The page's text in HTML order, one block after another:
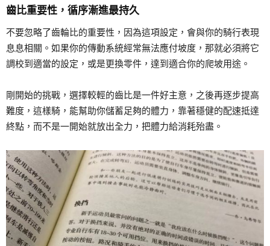
齒比重要性，循序漸進最持久
不要忽略了齒輪比的重要性，因為這項設定，會與你的騎行表現
息息相關。如果你的傳動系統經常無法應付坡度，那就必須將它
調校到適當的設定，或是更換零件，達到適合你的爬坡用途。
剛開始的挑戰，選擇較輕的齒比是一件好主意，之後再逐步提高
難度，這樣騎，能幫助你儲蓄足夠的體力，靠著穩健的配速抵達
終點，而不是一開始就放出全力，把體力給消耗殆盡。